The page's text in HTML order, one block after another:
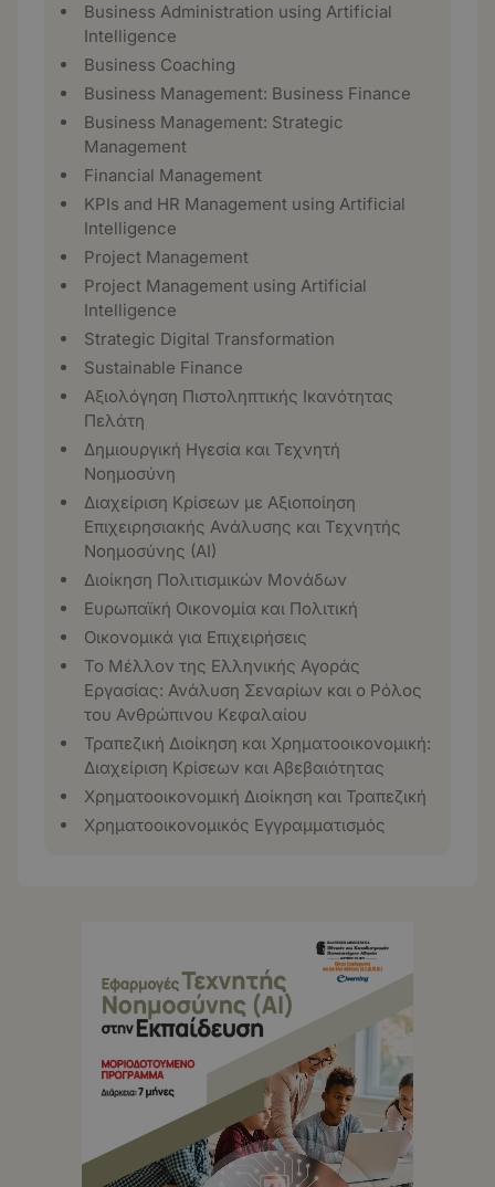
Business Administration using Artificial
Intelligence
Business Coaching
Business Management: Business Finance
Business Management: Strategic
Management
Financial Management
KPIs and HR Management using Artificial
Intelligence
Project Management
Project Management using Artificial
Intelligence
Strategic Digital Transformation
Sustainable Finance
Αξιολόγηση Πιστοληπτικής Ικανότητας
Πελάτη
Δημιουργική Ηγεσία και Τεχνητή
Νοημοσύνη
Διαχείριση Κρίσεων με Αξιοποίηση
Επιχειρησιακής Ανάλυσης και Τεχνητής
Νοημοσύνης (ΑΙ)
Διοίκηση Πολιτισμικών Μονάδων
Ευρωπαϊκή Οικονομία και Πολιτική
Οικονομικά για Επιχειρήσεις
Το Μέλλον της Ελληνικής Αγοράς
Εργασίας: Ανάλυση Σεναρίων και ο Ρόλος
του Ανθρώπινου Κεφαλαίου
Τραπεζική Διοίκηση και Χρηματοοικονομική:
Διαχείριση Κρίσεων και Αβεβαιότητας
Χρηματοοικονομική Διοίκηση και Τραπεζική
Χρηματοοικονομικός Εγγραμματισμός